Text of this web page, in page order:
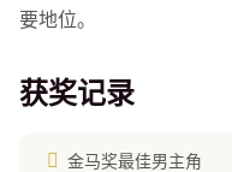
要地位。
获奖记录
金马奖最佳男主角